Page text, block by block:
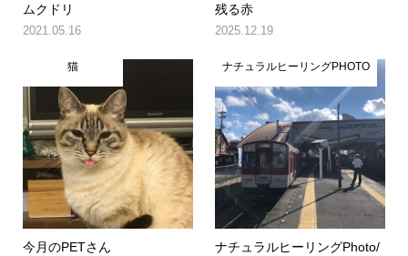
ムクドリ
2021.05.16
残る赤
2025.12.19
猫
今月のPETさん
ナチュラルヒーリングPHOTO
ナチュラルヒーリングPhoto/